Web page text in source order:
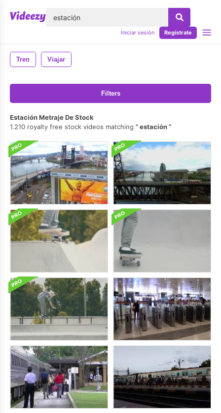
Iniciar sesión Regístrate
Tren Viajar
Filters
Estación Metraje De Stock
1.210 royalty free stock videos matching
estación